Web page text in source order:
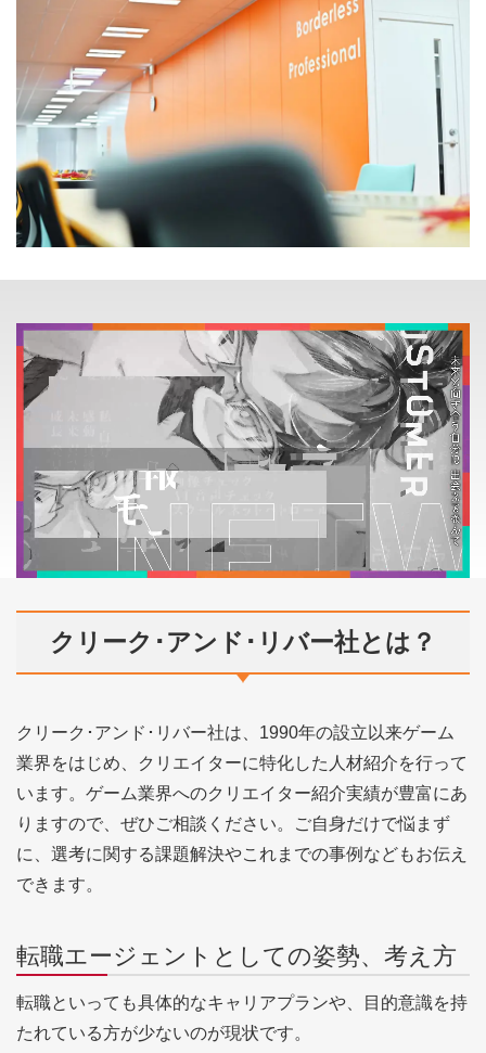
クリーク･アンド･リバー社とは？
クリーク･アンド･リバー社は、1990年の設立以来ゲーム
業界をはじめ、クリエイターに特化した人材紹介を行って
います。ゲーム業界へのクリエイター紹介実績が豊富にあ
りますので、ぜひご相談ください。ご自身だけで悩まず
に、選考に関する課題解決やこれまでの事例などもお伝え
できます。
転職エージェントとしての姿勢、考え方
転職といっても具体的なキャリアプランや、目的意識を持
たれている方が少ないのが現状です。